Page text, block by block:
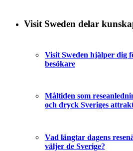
Visit Sweden delar
Visit Sweden hjälper dig
besökare
Måltiden som
och dryck Sveriges
Vad längtar dagens
väljer de Sverige?